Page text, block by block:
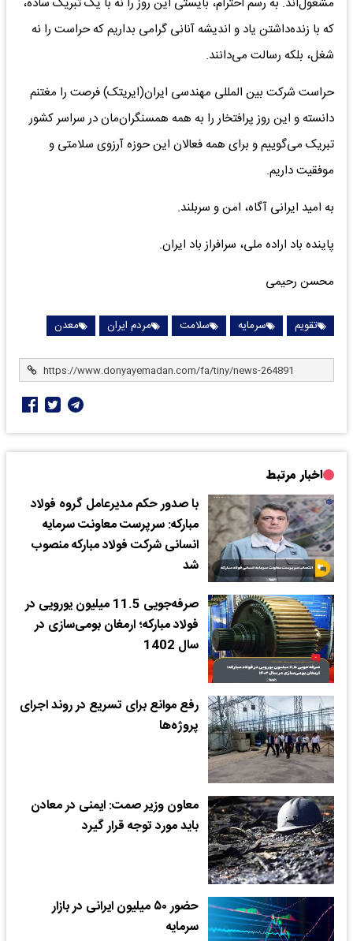
که با زنده‌داشتن یاد و اندیشه آنانی گرامی بداریم که حراست را نه
شغل، بلکه رسالت می‌دانند.
حراست شرکت بین المللی مهندسی ایران(ایریتک) فرصت را مغتنم
دانسته و این روز پرافتخار را به همه همسنگران‌مان در سراسر کشور
تبریک می‌گوییم و برای همه فعالان این حوزه آرزوی سلامتی و
موفقیت داریم.
به امید ایرانی آگاه، امن و سربلند.
پاینده باد اراده ملی، سرافراز باد ایران.
محسن رحیمی
تقویم سرمایه سلامت مردم ایران معدن
اخبار مرتبط
با صدور حکم مدیرعامل گروه فولاد
مبارکه: سرپرست معاونت سرمایه
انسانی شرکت فولاد مبارکه منصوب
شد
صرفه‌جویی 11.5 میلیون یورویی در
فولاد مبارکه؛ ارمغان بومی‌سازی در
سال 1402
رفع موانع برای تسریع در روند اجرای
پروژه‌ها
معاون وزیر صمت: ایمنی در معادن
باید مورد توجه قرار گیرد
حضور ۵۰ میلیون ایرانی در بازار
سرمایه